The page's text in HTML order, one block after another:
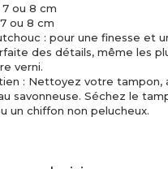
7 ou 8 cm
ou 8 cm
: pour une finesse et
des détails, même les
verni.
: Nettoyez votre tampon,
savonneuse. Séchez le
un chiffon non pelucheux.